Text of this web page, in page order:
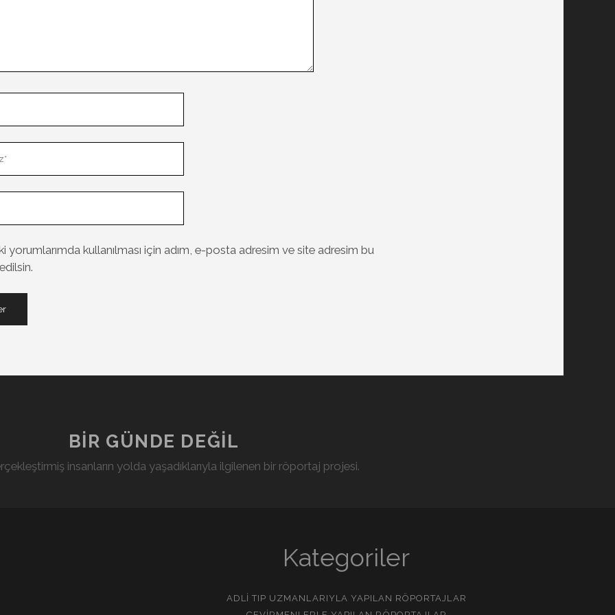
yorumlarımda kullanılması için adım, e-posta adresim ve site adresim bu
BIR GÜNDE DEĞIL
insanların yolda yaşadıklarıyla ilgilenen bir röportaj projesi.
Kategoriler
ADLI TIP UZMANLARIYLA YAPILAN RÖPORTAJLAR